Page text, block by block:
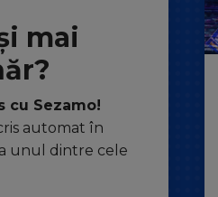
mai
cu Sezamo!
automat în
unul dintre cele